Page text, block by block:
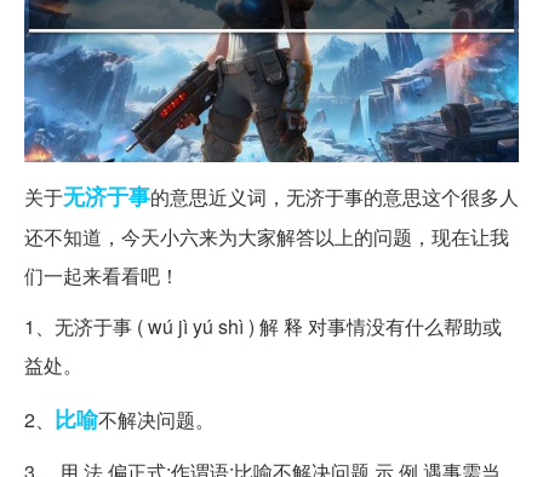
关于无济于事的意思近义词，无济于事的意思这个很多人
还不知道，今天小六来为大家解答以上的问题，现在让我
们一起来看看吧！
1、无济于事 ( wú jì yú shì ) 解 释 对事情没有什么帮助或
益处。
2、 比喻不解决问题。